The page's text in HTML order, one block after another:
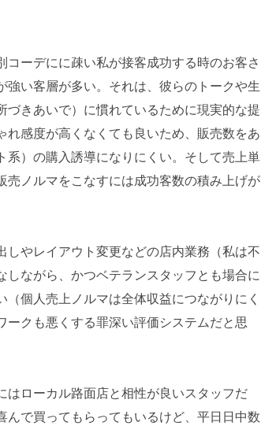
ーデにに疎い私が接客成功する時のお客さ
強い客層が多い。それは、彼らのトークや生
きあいで）に慣れているために現実的な提
感度が高くなくても良いため、販売数をあ
系）の購入誘導になりにくい。そして売上単
売ノルマをこなすには成功客数の積み上げが
しやレイアウト変更などの店内業務（私は不
ながら、かつベテランスタッフとも場合に
個人売上ノルマは全体収益につながりにく
ークも悪くする罪深い評価システムだと思
はローカル路面店と相性が良いスタッフだ
んで買ってもらってもいるけど、平日日中数